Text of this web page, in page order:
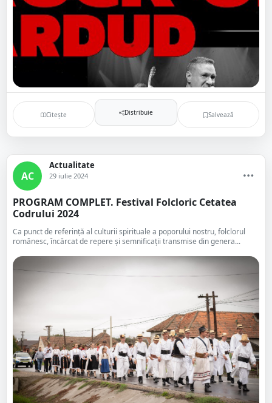
Citește Distribuie Salvează
AC
Actualitate
29 iulie 2024
PROGRAM COMPLET. Festival Folcloric Cetatea
Codrului 2024
Ca punct de referință al culturii spirituale a poporului nostru, folclorul
românesc, încărcat de repere și semnificații transmise din genera...